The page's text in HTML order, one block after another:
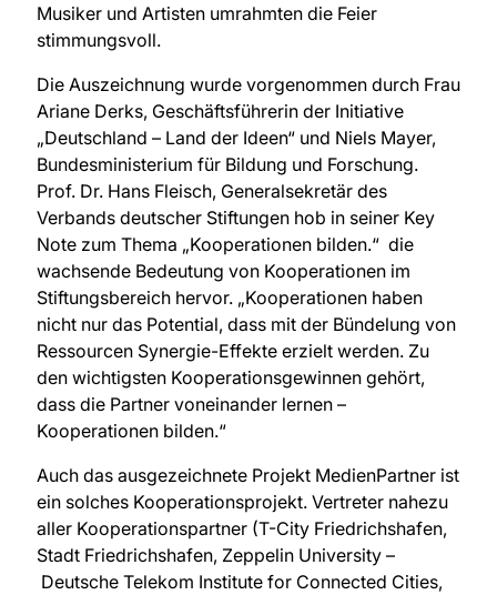
Musiker und Artisten umrahmten die Feier
stimmungsvoll.
Die Auszeichnung wurde vorgenommen durch Frau
Ariane Derks, Geschäftsführerin der Initiative
„Deutschland – Land der Ideen“ und Niels Mayer,
Bundesministerium für Bildung und Forschung.
Prof. Dr. Hans Fleisch, Generalsekretär des
Verbands deutscher Stiftungen hob in seiner Key
Note zum Thema „Kooperationen bilden.“ die
wachsende Bedeutung von Kooperationen im
Stiftungsbereich hervor. „Kooperationen haben
nicht nur das Potential, dass mit der Bündelung von
Ressourcen Synergie-Effekte erzielt werden. Zu
den wichtigsten Kooperationsgewinnen gehört,
dass die Partner voneinander lernen –
Kooperationen bilden.“
Auch das ausgezeichnete Projekt MedienPartner ist
ein solches Kooperationsprojekt. Vertreter nahezu
aller Kooperationspartner (T-City Friedrichshafen,
Stadt Friedrichshafen, Zeppelin University –
Deutsche Telekom Institute for Connected Cities,